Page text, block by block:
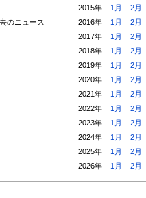
のニュース
2015年
1月 2月
2016年
1月 2月
2017年
1月 2月
2018年
1月 2月
2019年
1月 2月
2020年
1月 2月
2021年
1月 2月
2022年
1月 2月
2023年
1月 2月
2024年
1月 2月
2025年
1月 2月
2026年
1月 2月